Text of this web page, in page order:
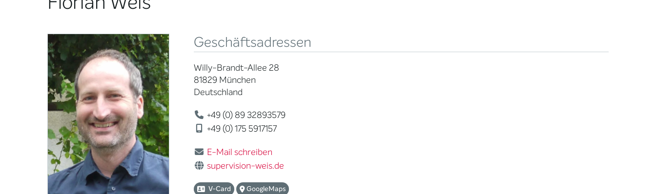
Geschäftsadressen
Willy-Brandt-Allee 28
81829 München
Deutschland
+49 (0) 89 32893579
+49 (0) 175 5917157
E-Mail schreiben
supervision-weis.de
V-Card GoogleMaps